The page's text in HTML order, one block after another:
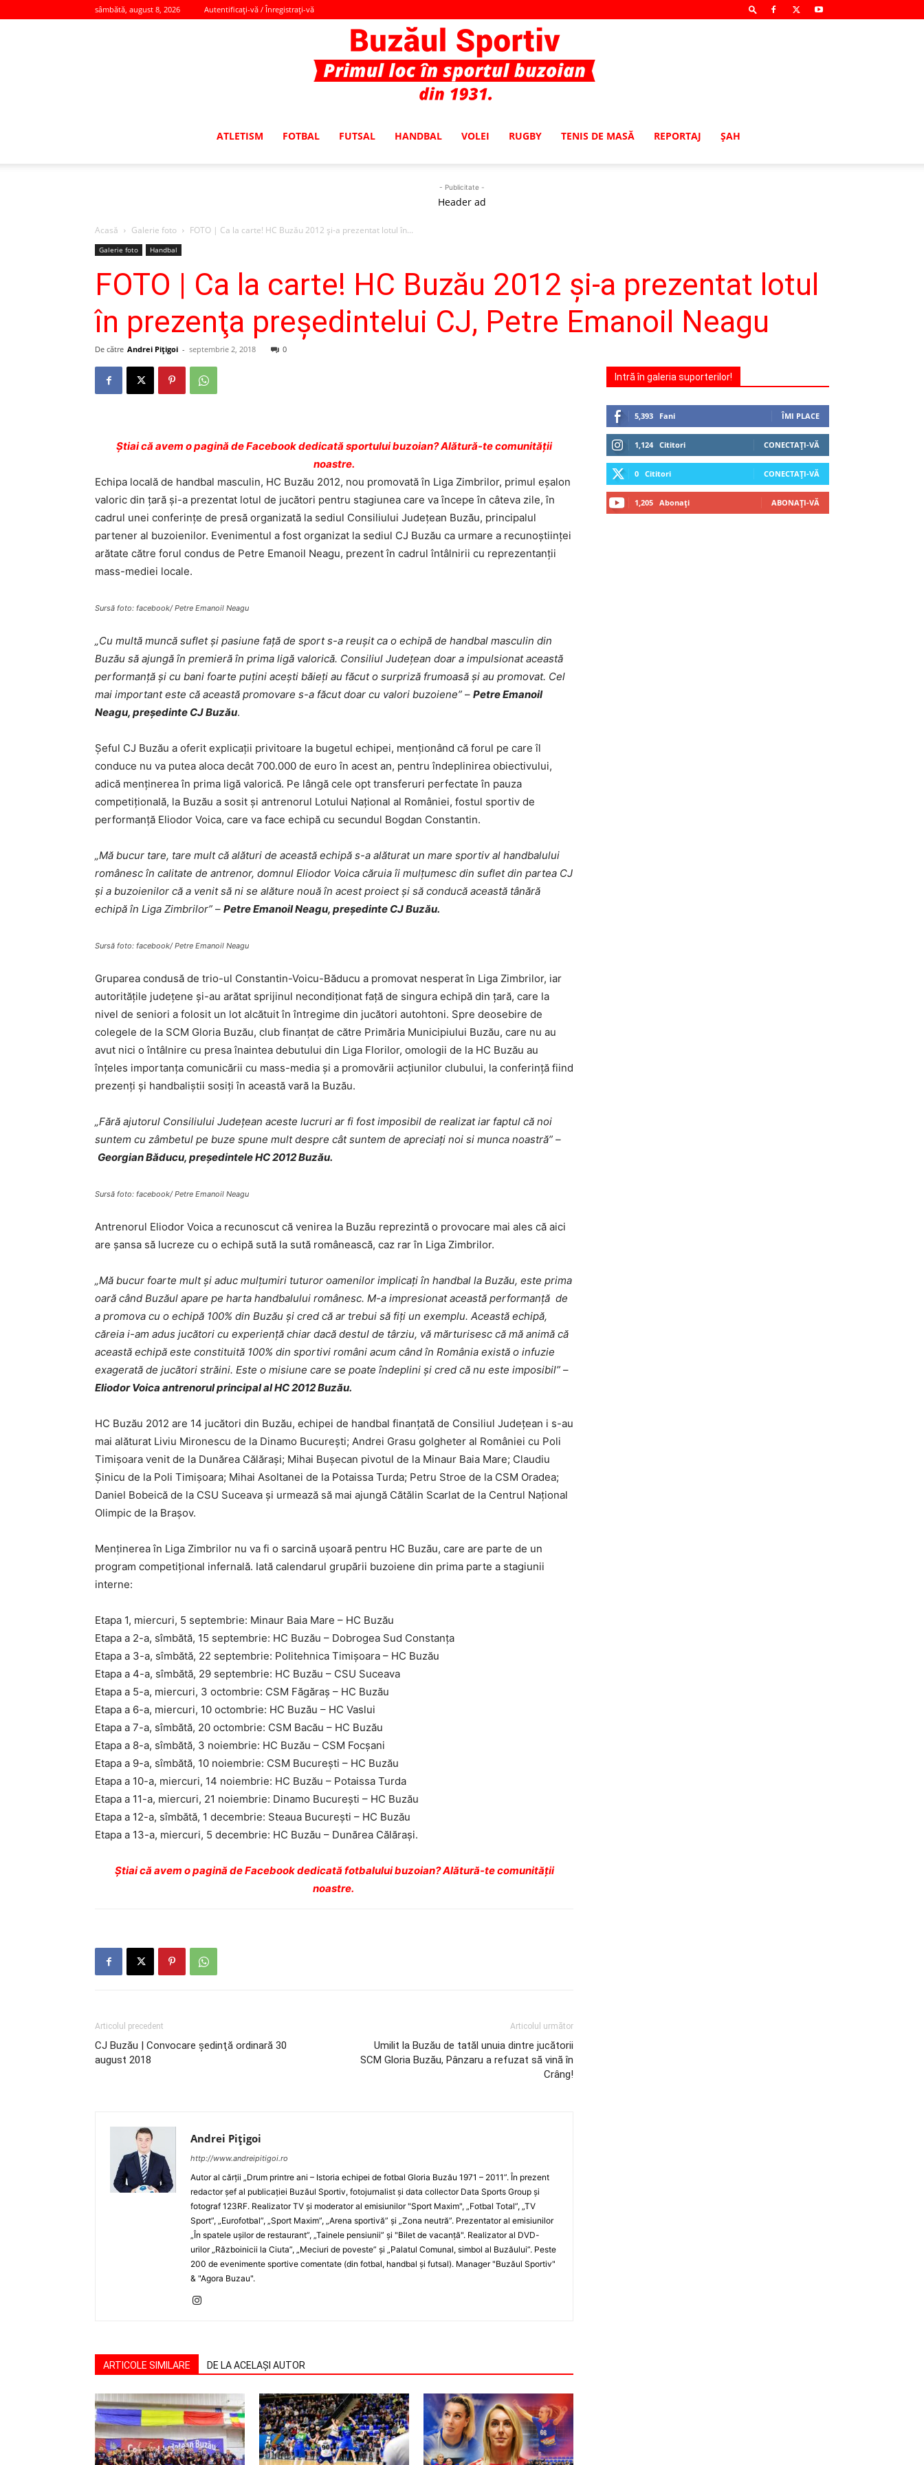
sâmbătă, august 8, 2026 Autentificați-vă / Înregistrați-vă
ATLETISM FOTBAL FUTSAL HANDBAL VOLEI RUGBY TENIS DE MASĂ REPORTAJ ŞAH
- Publicitate -
Header ad
Acasă Galerie foto FOTO | Ca la carte! HC Buzău 2012 şi-a prezentat lotul în...
Galerie foto Handbal
FOTO | Ca la carte! HC Buzău 2012 şi-a prezentat lotul
în prezenţa preşedintelui CJ, Petre Emanoil Neagu
De către Andrei Pițigoi - septembrie 2, 2018 0
Ştiai că avem o pagină de Facebook dedicată sportului buzoian? Alătură-te comunității
noastre.
Echipa locală de handbal masculin, HC Buzău 2012, nou promovată în Liga Zimbrilor, primul eşalon
valoric din ţară şi-a prezentat lotul de jucători pentru stagiunea care va începe în câteva zile, în
cadrul unei conferinţe de presă organizată la sediul Consiliului Judeţean Buzău, principalul
partener al buzoienilor. Evenimentul a fost organizat la sediul CJ Buzău ca urmare a recunoştiinţei
arătate către forul condus de Petre Emanoil Neagu, prezent în cadrul întâlnirii cu reprezentanţii
mass-mediei locale.
Sursă foto: facebook/ Petre Emanoil Neagu
„Cu multă muncă suflet și pasiune față de sport s-a reușit ca o echipă de handbal masculin din
Buzău să ajungă în premieră în prima ligă valorică. Consiliul Județean doar a impulsionat această
performanță și cu bani foarte puțini acești băieți au făcut o surpriză frumoasă și au promovat. Cel
mai important este că această promovare s-a făcut doar cu valori buzoiene” – Petre Emanoil
Neagu, preşedinte CJ Buzău.
Şeful CJ Buzău a oferit explicaţii privitoare la bugetul echipei, menţionând că forul pe care îl
conduce nu va putea aloca decât 700.000 de euro în acest an, pentru îndeplinirea obiectivului,
adică menţinerea în prima ligă valorică. Pe lângă cele opt transferuri perfectate în pauza
competiţională, la Buzău a sosit şi antrenorul Lotului Național al României, fostul sportiv de
performanță Eliodor Voica, care va face echipă cu secundul Bogdan Constantin.
„Mă bucur tare, tare mult că alături de această echipă s-a alăturat un mare sportiv al handbalului
românesc în calitate de antrenor, domnul Eliodor Voica căruia îi mulțumesc din suflet din partea CJ
și a buzoienilor că a venit să ni se alăture nouă în acest proiect și să conducă această tânără
echipă în Liga Zimbrilor” – Petre Emanoil Neagu, preşedinte CJ Buzău.
Sursă foto: facebook/ Petre Emanoil Neagu
Gruparea condusă de trio-ul Constantin-Voicu-Băducu a promovat nesperat în Liga Zimbrilor, iar
autorităţile judeţene şi-au arătat sprijinul necondiţionat faţă de singura echipă din ţară, care la
nivel de seniori a folosit un lot alcătuit în întregime din jucători autohtoni. Spre deosebire de
colegele de la SCM Gloria Buzău, club finanţat de către Primăria Municipiului Buzău, care nu au
avut nici o întâlnire cu presa înaintea debutului din Liga Florilor, omologii de la HC Buzău au
înţeles importanţa comunicării cu mass-media şi a promovării acţiunilor clubului, la conferinţă fiind
prezenţi şi handbaliştii sosiţi în această vară la Buzău.
„Fără ajutorul Consiliului Județean aceste lucruri ar fi fost imposibil de realizat iar faptul că noi
suntem cu zâmbetul pe buze spune mult despre cât suntem de apreciați noi si munca noastră” –
Georgian Băducu, președintele HC 2012 Buzău.
Sursă foto: facebook/ Petre Emanoil Neagu
Antrenorul Eliodor Voica a recunoscut că venirea la Buzău reprezintă o provocare mai ales că aici
are șansa să lucreze cu o echipă sută la sută românească, caz rar în Liga Zimbrilor.
„Mă bucur foarte mult și aduc mulțumiri tuturor oamenilor implicați în handbal la Buzău, este prima
oară când Buzăul apare pe harta handbalului românesc. M-a impresionat această performanță de
a promova cu o echipă 100% din Buzău și cred că ar trebui să fiți un exemplu. Această echipă,
căreia i-am adus jucători cu experiență chiar dacă destul de târziu, vă mărturisesc că mă animă că
această echipă este constituită 100% din sportivi români acum când în România există o infuzie
exagerată de jucători străini. Este o misiune care se poate îndeplini și cred că nu este imposibil” –
Eliodor Voica antrenorul principal al HC 2012 Buzău.
HC Buzău 2012 are 14 jucători din Buzău, echipei de handbal finanțată de Consiliul Județean i s-au
mai alăturat Liviu Mironescu de la Dinamo București; Andrei Grasu golgheter al României cu Poli
Timișoara venit de la Dunărea Călărași; Mihai Bușecan pivotul de la Minaur Baia Mare; Claudiu
Șinicu de la Poli Timișoara; Mihai Asoltanei de la Potaissa Turda; Petru Stroe de la CSM Oradea;
Daniel Bobeică de la CSU Suceava și urmează să mai ajungă Cătălin Scarlat de la Centrul Național
Olimpic de la Brașov.
Menţinerea în Liga Zimbrilor nu va fi o sarcină uşoară pentru HC Buzău, care are parte de un
program competiţional infernală. Iată calendarul grupării buzoiene din prima parte a stagiunii
interne:
Etapa 1, miercuri, 5 septembrie: Minaur Baia Mare – HC Buzău
Etapa a 2-a, sîmbătă, 15 septembrie: HC Buzău – Dobrogea Sud Constanţa
Etapa a 3-a, sîmbătă, 22 septembrie: Politehnica Timişoara – HC Buzău
Etapa a 4-a, sîmbătă, 29 septembrie: HC Buzău – CSU Suceava
Etapa a 5-a, miercuri, 3 octombrie: CSM Făgăraş – HC Buzău
Etapa a 6-a, miercuri, 10 octombrie: HC Buzău – HC Vaslui
Etapa a 7-a, sîmbătă, 20 octombrie: CSM Bacău – HC Buzău
Etapa a 8-a, sîmbătă, 3 noiembrie: HC Buzău – CSM Focşani
Etapa a 9-a, sîmbătă, 10 noiembrie: CSM Bucureşti – HC Buzău
Etapa a 10-a, miercuri, 14 noiembrie: HC Buzău – Potaissa Turda
Etapa a 11-a, miercuri, 21 noiembrie: Dinamo Bucureşti – HC Buzău
Etapa a 12-a, sîmbătă, 1 decembrie: Steaua Bucureşti – HC Buzău
Etapa a 13-a, miercuri, 5 decembrie: HC Buzău – Dunărea Călăraşi.
Ştiai că avem o pagină de Facebook dedicată fotbalului buzoian? Alătură-te comunității
noastre.
Articolul precedent
CJ Buzău | Convocare şedinţă ordinară 30
august 2018
Articolul următor
Umilit la Buzău de tatăl unuia dintre jucătorii
SCM Gloria Buzău, Pânzaru a refuzat să vină în
Crâng!
Andrei Pițigoi
http://www.andreipitigoi.ro
Autor al cărţii „Drum printre ani – Istoria echipei de fotbal Gloria Buzău 1971 – 2011”. În prezent
redactor şef al publicaţiei Buzăul Sportiv, fotojurnalist şi data collector Data Sports Group şi
fotograf 123RF. Realizator TV şi moderator al emisiunilor "Sport Maxim", „Fotbal Total”, „TV
Sport”, „Eurofotbal”, „Sport Maxim”, „Arena sportivă” şi „Zona neutră”. Prezentator al emisiunilor
„În spatele uşilor de restaurant”, „Tainele pensiunii” şi "Bilet de vacanţă". Realizator al DVD-
urilor „Războinicii la Ciuta”, „Meciuri de poveste” şi „Palatul Comunal, simbol al Buzăului”. Peste
200 de evenimente sportive comentate (din fotbal, handbal şi futsal). Manager "Buzăul Sportiv"
& "Agora Buzau".
ARTICOLE SIMILARE DE LA ACELAȘI AUTOR
Intră în galeria suporterilor!
5,393 Fani ÎMI PLACE
1,124 Cititori CONECTAȚI-VĂ
0 Cititori CONECTAȚI-VĂ
1,205 Abonați ABONAȚI-VĂ